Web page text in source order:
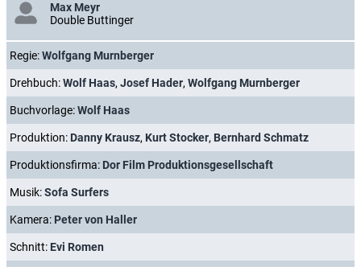
Max Meyr
Double Buttinger
Regie:Wolfgang Murnberger
Drehbuch:Wolf Haas, Josef Hader, Wolfgang Murnberger
Buchvorlage:Wolf Haas
Produktion: Danny Krausz, Kurt Stocker, Bernhard Schmatz
Produktionsfirma: Dor Film Produktionsgesellschaft
Musik:Sofa Surfers
Kamera: Peter von Haller
Schnitt: Evi Romen